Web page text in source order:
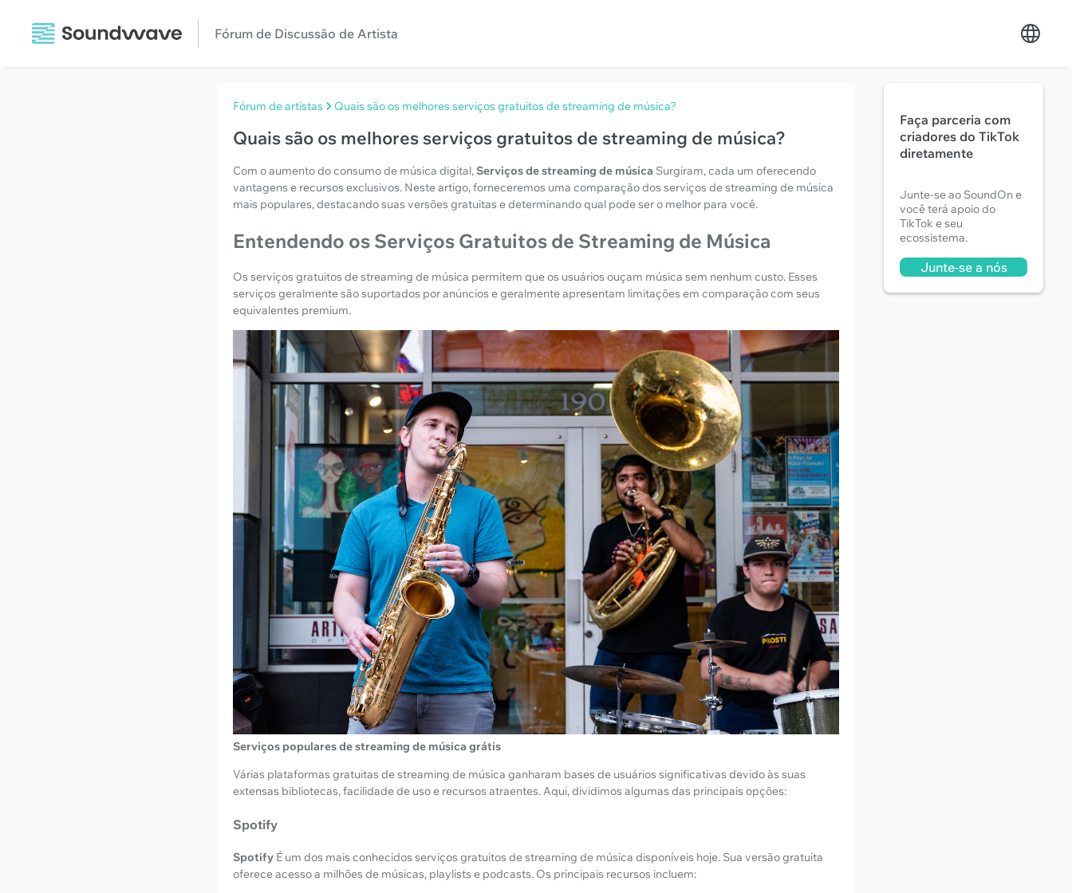
Fórum de Discussão de Artista
Fórum de artistas Quais são os melhores serviços gratuitos de streaming de música?
Quais são os melhores serviços gratuitos de streaming de música?
Com o aumento do consumo de música digital,Serviços de streaming de música Surgiram, cada um oferecendo
vantagens e recursos exclusivos. Neste artigo, forneceremos uma comparação dos serviços de streaming de música
mais populares, destacando suas versões gratuitas e determinando qual pode ser o melhor para você.
Entendendo os Serviços Gratuitos de Streaming de Música
Os serviços gratuitos de streaming de música permitem que os usuários ouçam música sem nenhum custo. Esses
serviços geralmente são suportados por anúncios e geralmente apresentam limitações em comparação com seus
equivalentes premium.
Serviços populares de streaming de música grátis
Várias plataformas gratuitas de streaming de música ganharam bases de usuários significativas devido às suas
extensas bibliotecas, facilidade de uso e recursos atraentes. Aqui, dividimos algumas das principais opções:
Spotify
Spotify É um dos mais conhecidos serviços gratuitos de streaming de música disponíveis hoje. Sua versão gratuita
oferece acesso a milhões de músicas, playlists e podcasts. Os principais recursos incluem:
Faça parceria com
criadores do TikTok
diretamente
Junte-se ao SoundOn e
você terá apoio do
TikTok e seu
ecossistema.
Junte-se a nós